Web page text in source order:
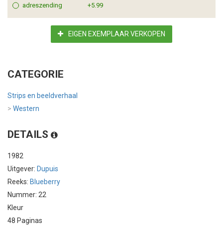
adreszending +5.99
EIGEN EXEMPLAAR VERKOPEN
CATEGORIE
Strips en beeldverhaal
> Western
DETAILS
1982
Uitgever: Dupuis
Reeks: Blueberry
Nummer: 22
Kleur
48 Paginas